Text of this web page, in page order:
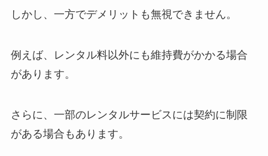
しかし、一方でデメリットも無視できません。
例えば、レンタル料以外にも維持費がかかる場合
があります。
さらに、一部のレンタルサービスには契約に制限
がある場合もあります。